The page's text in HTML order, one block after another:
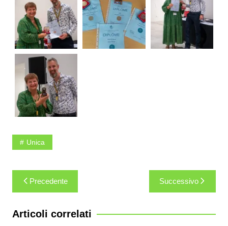
Unica
Navigazione
articoli
Precedente Successivo
Articoli correlati